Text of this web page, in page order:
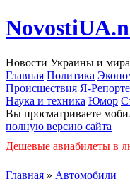
Новости Украины и мира
Главная Политика
Происшествия Я-
Наука и техника Юмор
Вы просматриваете
полную версию сайта
Дешевые авиабилеты в
Главная » Автомобили